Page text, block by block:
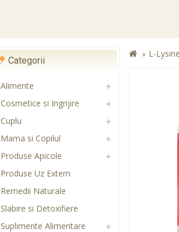
Categorii
Alimente
Cosmetice si Ingrijire
Cuplu
Mama si Copilul
Produse Apicole
Produse Uz Extern
Remedii Naturale
Slabire si Detoxifiere
Suplimente Alimentare
L-